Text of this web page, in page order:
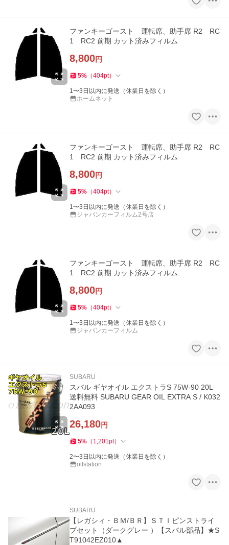
ファンキーゴースト 運転席、助手席 R2 RC
1 RC2 前期 カット済みフィルム
8,800円
5% （404pt）
1〜3日以内に発送（休業日を除く）
ホームネット
ファンキーゴースト 運転席、助手席 R2 RC
1 RC2 前期 カット済みフィルム
8,800円
5% （404pt）
1〜3日以内に発送（休業日を除く）
ジャパンカーフィルム2号店
ファンキーゴースト 運転席、助手席 R2 RC
1 RC2 前期 カット済みフィルム
8,800円
5% （404pt）
1〜3日以内に発送（休業日を除く）
ジャパンカーフィルム
SUBARU
スバル ギヤオイル エクストラS 75W-90 20L
送料無料 SUBARU GEAR OIL EXTRA S / K032
2AA093
26,180円
5% （ 1,201pt）
2〜3日以内に発送（休業日を除く）
oilstation
SUBARU
【レガシィ・ＢＭ/ＢＲ】ＳＴＩピンストライ
プセット（ダークグレー ）【スバル部品】★S
T91042EZ010▲